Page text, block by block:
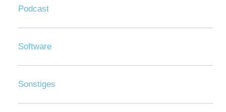
Podcast
Software
Sonstiges